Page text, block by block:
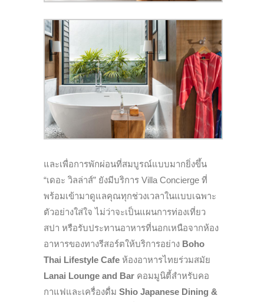
และเพื่อการพักผ่อนที่สมบูรณ์แบบมากยิ่งขึ้น
“เดอะ วิลล่าส์” ยังมีบริการ Villa Concierge ที่
พร้อมเข้ามาดูแลคุณทุกช่วงเวลาในแบบเฉพาะ
ตัวอย่างใส่ใจ ไม่ว่าจะเป็นแผนการท่องเที่ยว
สปา หรือรับประทานอาหารที่นอกเหนือจากห้อง
อาหารของทางรีสอร์ตให้บริการอย่าง Boho
Thai Lifestyle Cafe ห้องอาหารไทยร่วมสมัย
Lanai Lounge and Bar คอมมูนิตี้สำหรับคอ
กาแฟและเครื่องดื่ม Shio Japanese Dining &